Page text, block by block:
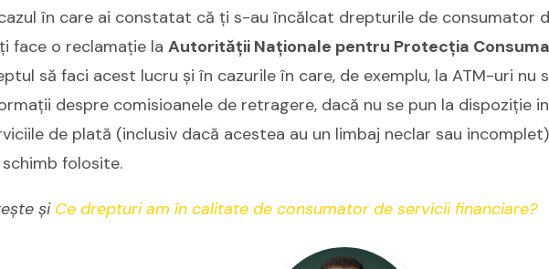
în care ai constatat că ți s-au încălcat drepturile de consumator
face o reclamație la Autorității Naționale pentru Protecția
să faci acest lucru și în cazurile în care, de exemplu, la ATM-uri nu
despre comisioanele de retragere, dacă nu se pun la dispoziție
de plată (inclusiv dacă acestea au un limbaj neclar sau
folosite.
și Ce drepturi am în calitate de consumator de servicii financiare?